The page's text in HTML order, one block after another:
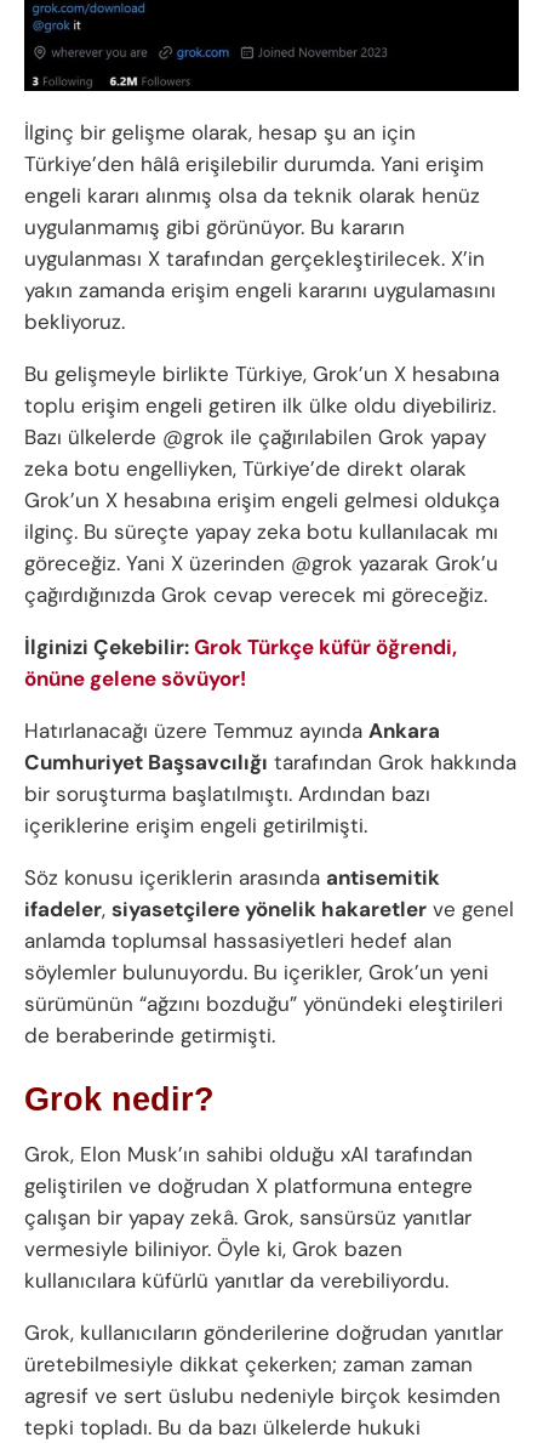
İlginç bir gelişme olarak, hesap şu an için
Türkiye’den hâlâ erişilebilir durumda. Yani erişim
engeli kararı alınmış olsa da teknik olarak henüz
uygulanmamış gibi görünüyor. Bu kararın
uygulanması X tarafından gerçekleştirilecek. X’in
yakın zamanda erişim engeli kararını uygulamasını
bekliyoruz.
Bu gelişmeyle birlikte Türkiye, Grok’un X hesabına
toplu erişim engeli getiren ilk ülke oldu diyebiliriz.
Bazı ülkelerde @grok ile çağırılabilen Grok yapay
zeka botu engelliyken, Türkiye’de direkt olarak
Grok’un X hesabına erişim engeli gelmesi oldukça
ilginç. Bu süreçte yapay zeka botu kullanılacak mı
göreceğiz. Yani X üzerinden @grok yazarak Grok’u
çağırdığınızda Grok cevap verecek mi göreceğiz.
İlginizi Çekebilir:Grok Türkçe küfür öğrendi,
önüne gelene sövüyor!
Hatırlanacağı üzere Temmuz ayında Ankara
Cumhuriyet Başsavcılığı tarafından Grok hakkında
bir soruşturma başlatılmıştı. Ardından bazı
içeriklerine erişim engeli getirilmişti.
Söz konusu içeriklerin arasında antisemitik
ifadeler, siyasetçilere yönelik hakaretler ve genel
anlamda toplumsal hassasiyetleri hedef alan
söylemler bulunuyordu. Bu içerikler, Grok’un yeni
sürümünün “ağzını bozduğu” yönündeki eleştirileri
de beraberinde getirmişti.
Grok nedir?
Grok, Elon Musk’ın sahibi olduğu xAI tarafından
geliştirilen ve doğrudan X platformuna entegre
çalışan bir yapay zekâ. Grok, sansürsüz yanıtlar
vermesiyle biliniyor. Öyle ki, Grok bazen
kullanıcılara küfürlü yanıtlar da verebiliyordu.
Grok, kullanıcıların gönderilerine doğrudan yanıtlar
üretebilmesiyle dikkat çekerken; zaman zaman
agresif ve sert üslubu nedeniyle birçok kesimden
tepki topladı. Bu da bazı ülkelerde hukuki